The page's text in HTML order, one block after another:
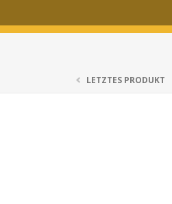
LETZTES PRODUKT